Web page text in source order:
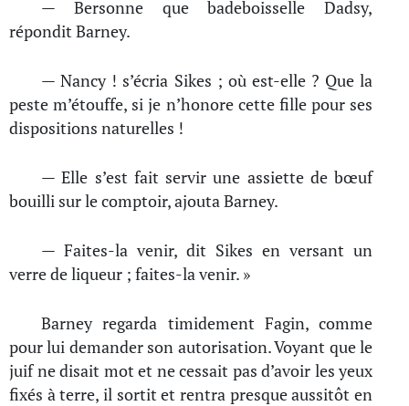
— Bersonne que badeboisselle Dadsy,
répondit Barney.
— Nancy ! s’écria Sikes ; où est-elle ? Que la
peste m’étouffe, si je n’honore cette fille pour ses
dispositions naturelles !
— Elle s’est fait servir une assiette de bœuf
bouilli sur le comptoir, ajouta Barney.
— Faites-la venir, dit Sikes en versant un
verre de liqueur ; faites-la venir. »
Barney regarda timidement Fagin, comme
pour lui demander son autorisation. Voyant que le
juif ne disait mot et ne cessait pas d’avoir les yeux
fixés à terre, il sortit et rentra presque aussitôt en